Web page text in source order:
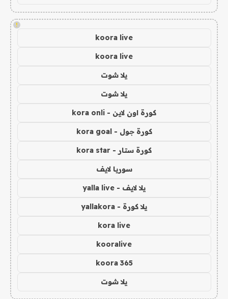
!
koora live
koora live
يلا شوت
يلا شوت
كورة اون لاين - kora onli
كورة جول - kora goal
كورة ستار - kora star
سوريا لايف
يلا لايف - yalla live
يلا كورة - yallakora
kora live
kooralive
koora 365
يلا شوت